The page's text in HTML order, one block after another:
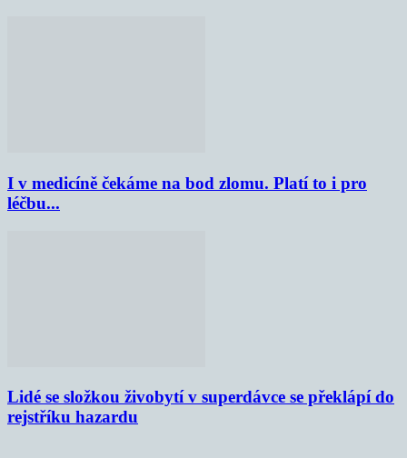
I v medicíně čekáme na bod zlomu. Platí to i pro
léčbu...
Lidé se složkou živobytí v superdávce se překlápí do
rejstříku hazardu